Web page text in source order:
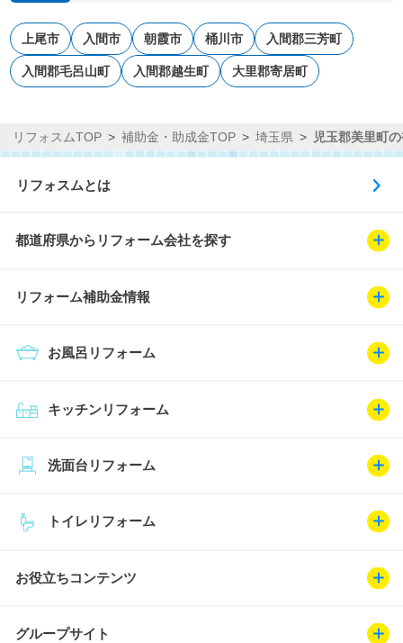
上尾市 入間市 朝霞市 桶川市 入間郡三芳町
入間郡毛呂山町 入間郡越生町 大里郡寄居町
リフォスムTOP 補助金・助成金TOP 埼玉県 児玉郡美里町
リフォスムとは
都道府県からリフォーム会社を探す
リフォーム補助金情報
キッチンリフォーム
お風呂リフォーム
トイレリフォーム
洗面台リフォーム
お役立ちコンテンツ
グループサイト